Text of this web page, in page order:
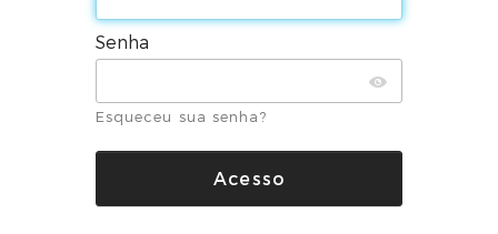
Senha
Esqueceu sua senha?